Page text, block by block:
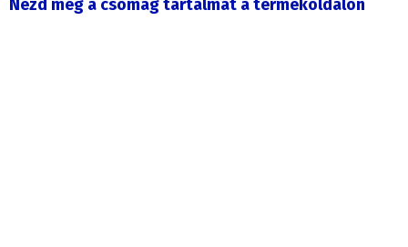
Nézd meg a csomag tartalmát a termékoldalon